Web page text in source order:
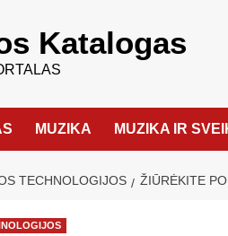
Katalogas
MUZIKA MUZIKA IR
TECHNOLOGIJOS ŽIŪRĖKITE